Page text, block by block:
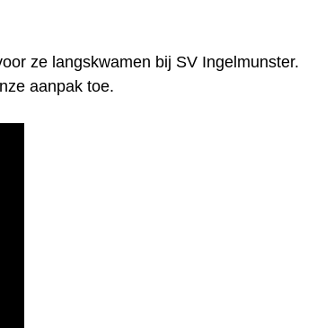
ze langskwamen bij SV Ingelmunster.
aanpak toe.